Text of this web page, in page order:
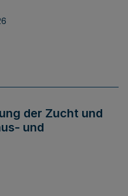
der Zucht und
und